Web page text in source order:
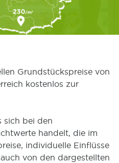
Grundstückspreise von
kostenlos zur
sich bei den
handelt, die im
individuelle Einflüsse
von den dargestellten